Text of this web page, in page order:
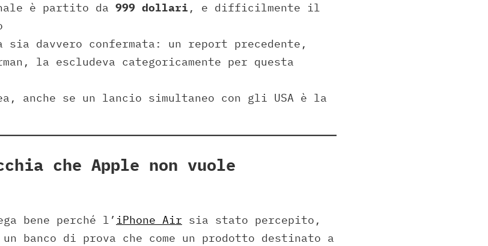
è partito da 999 dollari , e difficilmente il
sia davvero confermata: un report precedente,
la escludeva categoricamente per questa
anche se un lancio simultaneo con gli USA è la
che Apple non vuole
bene perché l’ iPhone Air sia stato percepito,
banco di prova che come un prodotto destinato a